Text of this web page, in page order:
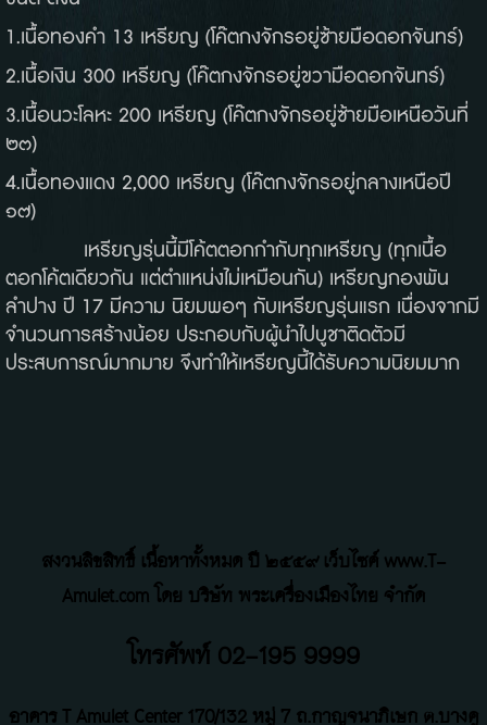
1.เนื้อทองคำ 13 เหรียญ (โค๊ตกงจักรอยู่ซ้ายมือดอกจันทร์)
2.เนื้อเงิน 300 เหรียญ (โค๊ตกงจักรอยู่ขวามือดอกจันทร์)
3.เนื้อนวะโลหะ 200 เหรียญ (โค๊ตกงจักรอยู่ซ้ายมือเหนือวันที่
๒๓)
4.เนื้อทองแดง 2,000 เหรียญ (โค๊ตกงจักรอยู่กลางเหนือปี
๑๗)
เหรียญรุ่นนี้มีโค้ตตอกกำกับทุกเหรียญ (ทุกเนื้อ
ตอกโค้ตเดียวกัน แต่ตำแหน่งไม่เหมือนกัน) เหรียญกองพัน
ลำปาง ปี 17 มีความ นิยมพอๆ กับเหรียญรุ่นแรก เนื่องจากมี
จำนวนการสร้างน้อย ประกอบกับผู้นำไปบูชาติดตัวมี
ประสบการณ์มากมาย จึงทำให้เหรียญนี้ได้รับความนิยมมาก
สงวนลิขสิทธิ์ เนื้อหาทั้งหมด ปี ๒๕๕๙ เว็บไซค์ www.T-
Amulet.com โดย บริษัท พระเครื่องเมืองไทย จำกัด
โทรศัพท์ 02-195 9999